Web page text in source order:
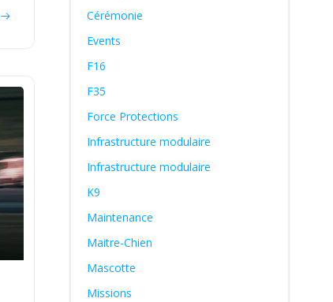
Cérémonie
Events
F16
F35
Force Protections
Infrastructure modulaire
Infrastructure modulaire
K9
Maintenance
Maitre-Chien
Mascotte
Missions